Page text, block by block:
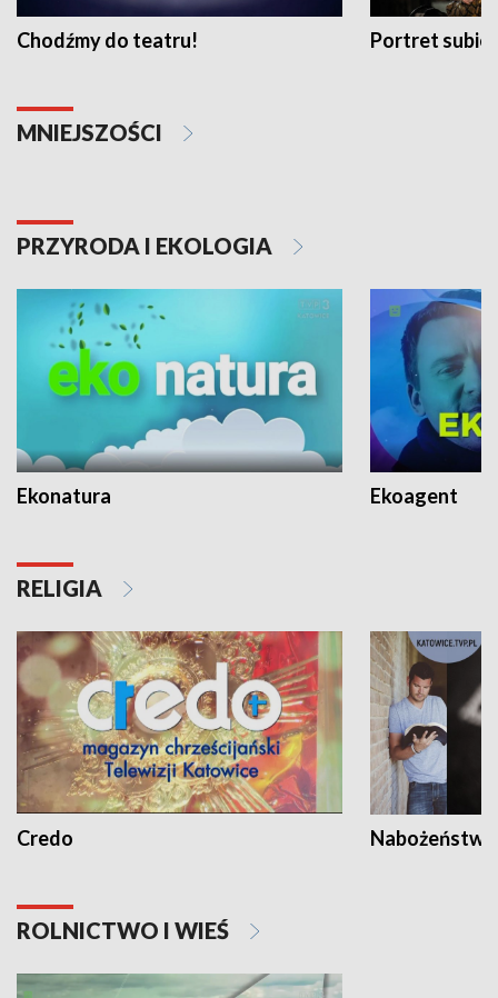
Chodźmy do teatru! Portret
MNIEJSZOŚCI
PRZYRODA I EKOLOGIA
Ekonatura Ekoagent
RELIGIA
Credo
ROLNICTWO I WIEŚ